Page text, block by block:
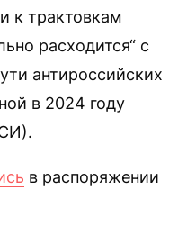
к трактовкам
расходится“ с
антироссийских
в 2024 году
в распоряжении